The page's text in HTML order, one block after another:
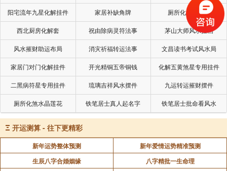
阳宅流年九星化解挂件 家居补缺角牌 厕所化秽气煞套
西北厨房化解套 祝由除病灵符法事 茅山大师风水挂画
风水摧财助运布局 消灾祈福转运法事 文昌读书考试风水局
家居门对门化解挂件 开光精铜五帝铜钱 化解五黄煞星专用挂件
二黑病符星专用挂件 琉璃吉祥风水摆件 九运转运摧财摆件
厕所化煞水晶莲花 铁笔居士真人起名字 铁笔居士批命看风水
Ξ 开运测算 - 往下更精彩
新年运势整体预测
新年爱情运势精准预测
生辰八字合婚姻缘
八字精批一生命理